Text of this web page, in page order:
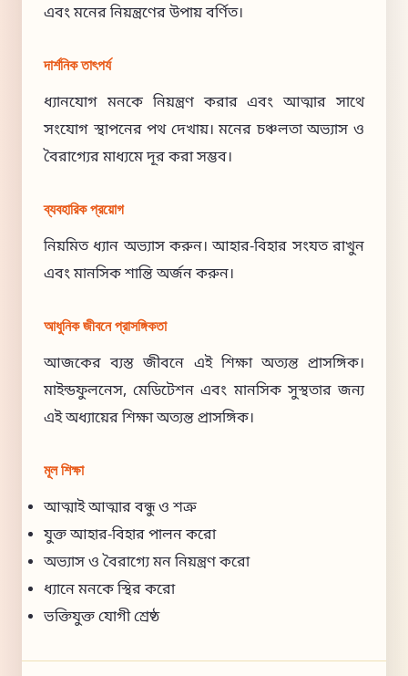
এবং মনের নিয়ন্ত্রণের উপায় বর্ণিত।
দার্শনিক তাৎপর্য
ধ্যানযোগ মনকে নিয়ন্ত্রণ করার এবং আত্মার সাথে
সংযোগ স্থাপনের পথ দেখায়। মনের চঞ্চলতা অভ্যাস ও
বৈরাগ্যের মাধ্যমে দূর করা সম্ভব।
ব্যবহারিক প্রয়োগ
নিয়মিত ধ্যান অভ্যাস করুন। আহার-বিহার সংযত রাখুন
এবং মানসিক শান্তি অর্জন করুন।
আধুনিক জীবনে প্রাসঙ্গিকতা
আজকের ব্যস্ত জীবনে এই শিক্ষা অত্যন্ত প্রাসঙ্গিক।
মাইন্ডফুলনেস, মেডিটেশন এবং মানসিক সুস্থতার জন্য
এই অধ্যায়ের শিক্ষা অত্যন্ত প্রাসঙ্গিক।
মূল শিক্ষা
আত্মাই আত্মার বন্ধু ও শত্রু
যুক্ত আহার-বিহার পালন করো
অভ্যাস ও বৈরাগ্যে মন নিয়ন্ত্রণ করো
ধ্যানে মনকে স্থির করো
ভক্তিযুক্ত যোগী শ্রেষ্ঠ